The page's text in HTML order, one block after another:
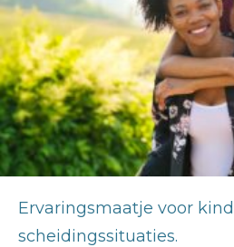
Ervaringsmaatje voor
scheidingssituaties.